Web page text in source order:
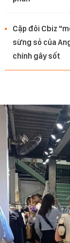
Cặp đôi Cbiz
sừng sỏ của
chính gây sốt